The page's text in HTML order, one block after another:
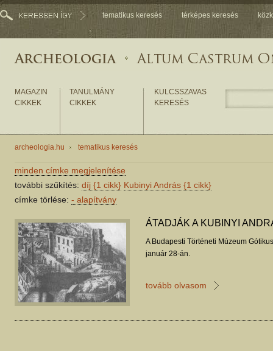
tematikus keresés térképes keresés
MAGAZIN
CIKKEK
TANULMÁNY
CIKKEK
KULCSSZAVAS
KERESÉS
archeologia.hu tematikus keresés
minden címke megjelenítése
további szűkítés: díj {1 cikk} Kubinyi András {1 cikk}
címke törlése: - alapítvány
ÁTADJÁK A KUBINYI
A Budapesti Történeti Múzeum
január 28-án.
tovább olvasom